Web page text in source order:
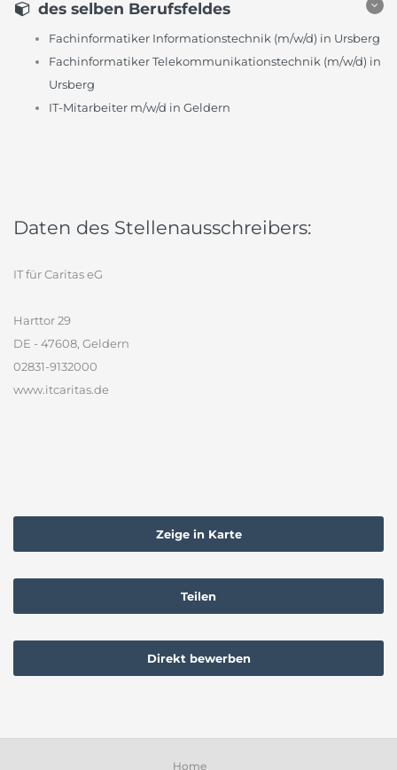
des selben Berufsfeldes
Fachinformatiker Informationstechnik (m/w/d) in Ursberg
Fachinformatiker Telekommunikationstechnik (m/w/d) in
Ursberg
IT-Mitarbeiter m/w/d in Geldern
Daten des Stellenausschreibers:
IT für Caritas eG
Harttor 29
DE - 47608, Geldern
02831-9132000
www.itcaritas.de
Zeige in Karte
Teilen
Direkt bewerben
Home